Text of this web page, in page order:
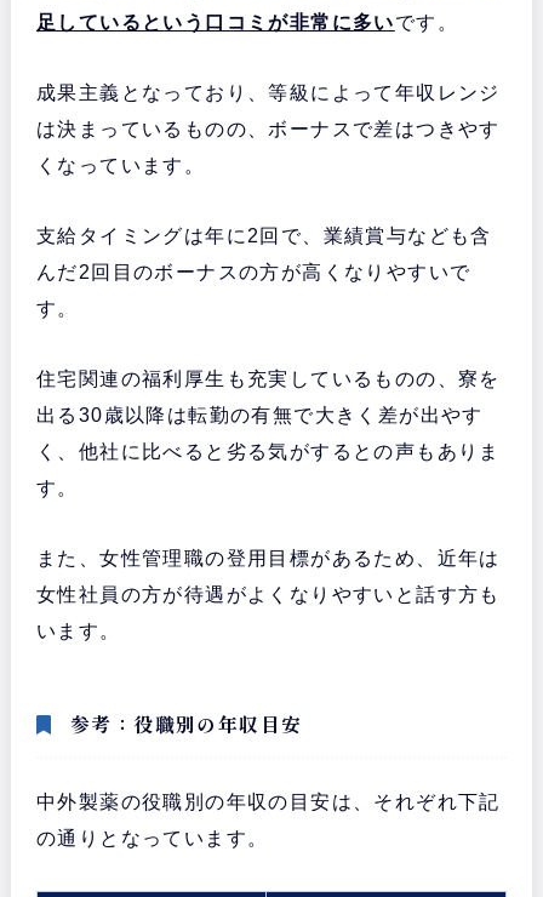
足しているという口コミが非常に多いです。
成果主義となっており、等級によって年収レンジ
は決まっているものの、ボーナスで差はつきやす
くなっています。
支給タイミングは年に2回で、業績賞与なども含
んだ2回目のボーナスの方が高くなりやすいで
す。
住宅関連の福利厚生も充実しているものの、寮を
出る30歳以降は転勤の有無で大きく差が出やす
く、他社に比べると劣る気がするとの声もありま
す。
また、女性管理職の登用目標があるため、近年は
女性社員の方が待遇がよくなりやすいと話す方も
います。
参考：役職別の年収目安
中外製薬の役職別の年収の目安は、それぞれ下記
の通りとなっています。